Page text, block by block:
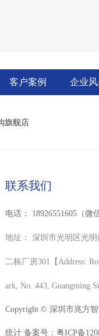
客户案例 企业
旗舰店
联系我们
电话： 18926551605（微
地址： 深圳市光明区光
二栋厂房301【Address:
ark, No. 443, Guangming
Copyright © 深圳市兆方
统计 备案号： 粤ICP备